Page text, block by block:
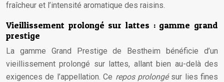
fraîcheur et l’intensité aromatique des raisins.
Vieillissement prolongé sur lattes : gamme grand
prestige
La gamme Grand Prestige de Bestheim bénéficie d’un
vieillissement prolongé sur lattes, allant bien au-delà des
exigences de l’appellation. Ce repos prolongé sur lies fines